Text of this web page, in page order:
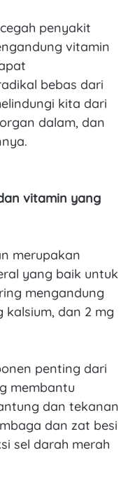
penyakit
vitamin
bebas dari
kita dari
dalam, dan
vitamin yang
merupakan
yang baik untuk
mengandung
kalsium, dan 2 mg
penting dari
membantu
dan tekanan
dan zat besi
sel darah merah